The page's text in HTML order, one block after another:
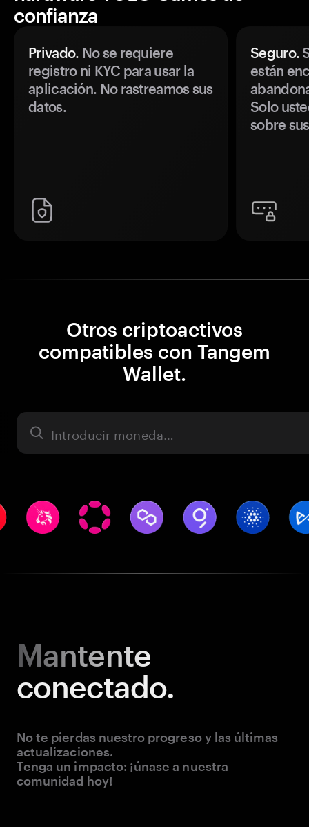
confianza
Privado. No se requiere
registro ni KYC para usar la
aplicación. No rastreamos sus
datos.
Seguro.
están
Solo
sobre
Otros criptoactivos
compatibles con Tangem
Wallet.
Activo
Mantente
conectado.
No te pierdas nuestro progreso y las últimas
actualizaciones.
Tenga un impacto: ¡únase a nuestra
comunidad hoy!